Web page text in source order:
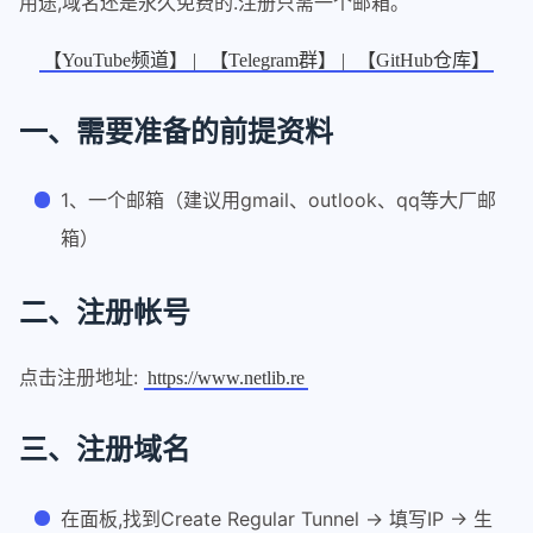
【YouTube频道】 | 【Telegram群】 | 【GitHub仓库】
一、需要准备的前提资料
1、一个邮箱（建议用gmail、outlook、qq等大厂邮
箱）
二、注册帐号
点击注册地址: https://www.netlib.re
三、注册域名
在面板,找到Create Regular Tunnel -> 填写IP -> 生